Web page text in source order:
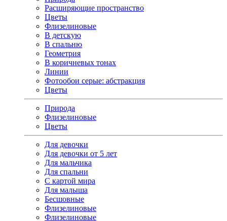
Расширяющие пространство
Цветы
Флизелиновые
В детскую
В спальню
Геометрия
В коричневых тонах
Линии
Фотообои серые: абстракция
Цветы
Природа
Флизелиновые
Цветы
Для девочки
Для девочки от 5 лет
Для мальчика
Для спальни
С картой мира
Для малыша
Бесшовные
Флизелиновые
Флизелиновые